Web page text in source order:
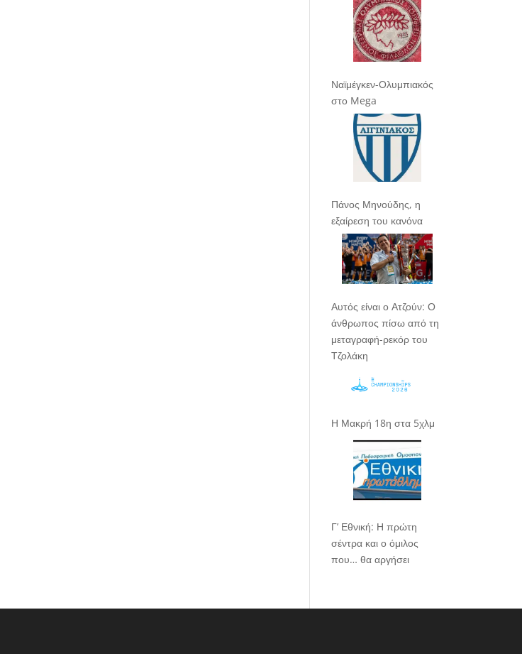
Ναϊμέγκεν-Ολυμπιακός
στο Mega
Πάνος Μηνούδης, η
εξαίρεση του κανόνα
Αυτός είναι ο Ατζούν: Ο
άνθρωπος πίσω από τη
μεταγραφή-ρεκόρ του
Τζολάκη
Η Μακρή 18η στα 5χλμ
Γ’ Εθνική: Η πρώτη
σέντρα και ο όμιλος
που… θα αργήσει